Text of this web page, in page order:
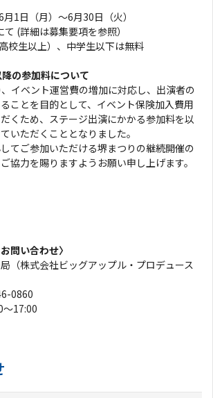
1日（月）～6月30日（火）
(詳細は募集要項を参照）
校生以上）、中学生以下は無料
の参加料について
イベント運営費の増加に対応し、出演者の
ことを目的として、イベント保険加入費用
くため、ステージ出演にかかる参加料を以
いただくこととなりました。
てご参加いただける堺まつりの継続開催の
協力を賜りますようお願い申し上げます。
問い合わせ〉
（株式会社ビッグアップル・プロデュース
0860
17:00